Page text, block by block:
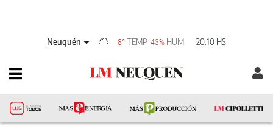
Neuquén 8°TEMP 43% HUM 20:10 HS